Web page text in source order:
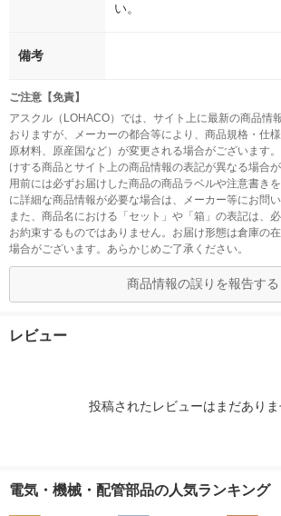
い。
備考
ご注意【免責】
アスクル（LOHACO）では、サイト上に最新の商品情
おりますが、メーカーの都合等により、商品規格・仕
原材料、原産国など）が変更される場合がございます
けする商品とサイト上の商品情報の表記が異なる場合
用前には必ずお届けした商品の商品ラベルや注意書き
に詳細な商品情報が必要な場合は、メーカー等にお問い
また、商品名における「セット」や「箱」の表記は、
お約束するものではありません。お届け形態は倉庫の
場合がございます。あらかじめご了承ください。
商品情報の誤りを報告する
レビュー
投稿されたレビューはまだありま
電気・機械・配管部品の人気ランキング